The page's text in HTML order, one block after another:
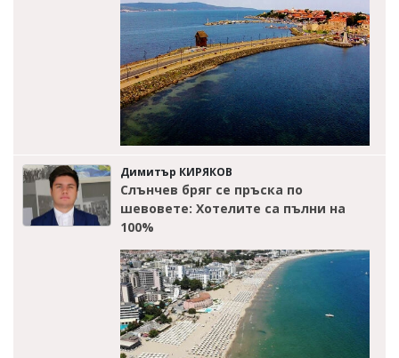
Димитър КИРЯКОВ
Слънчев бряг се пръска по
шевовете: Хотелите са пълни на
100%